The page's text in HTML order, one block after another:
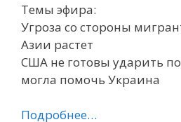
Темы эфира:
Угроза со стороны
Азии растет
США не готовы ударить
могла помочь Украина
Подробнее…